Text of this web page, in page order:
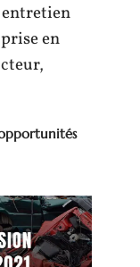
entretien
en